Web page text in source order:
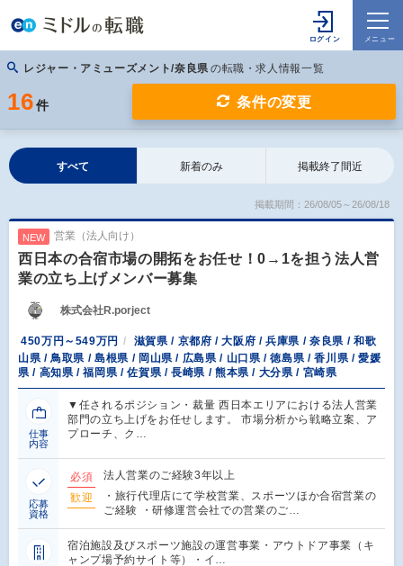
レジャー・アミューズメント/奈良県 の転職・求人情報一覧
16 件 条件の変更
すべて 新着のみ 掲載終了間近
掲載期間：26/08/05～26/08/18
NEW 営業（法人向け）
西日本の合宿市場の開拓をお任せ！0→1を担う法人営
業の立ち上げメンバー募集
株式会社R.porject
450万円～549万円
滋賀県 / 京都府 / 大阪府 / 兵庫県 / 奈良県 / 和歌
山県 / 鳥取県 / 島根県 / 岡山県 / 広島県 / 山口県 / 徳島県 / 香川県 / 愛媛
県 / 高知県 / 福岡県 / 佐賀県 / 長崎県 / 熊本県 / 大分県 / 宮崎県
仕事
内容
▼任されるポジション・裁量 西日本エリアにおける法人営業
部門の立ち上げをお任せします。 市場分析から戦略立案、ア
プローチ、ク…
応募
資格
必須
法人営業のご経験3年以上
歓迎
・旅行代理店にて学校営業、スポーツほか合宿営業の
ご経験 ・研修運営会社での営業のご…
宿泊施設及びスポーツ施設の運営事業・アウトドア事業（キ
ャンプ場予約サイト等）・イ…